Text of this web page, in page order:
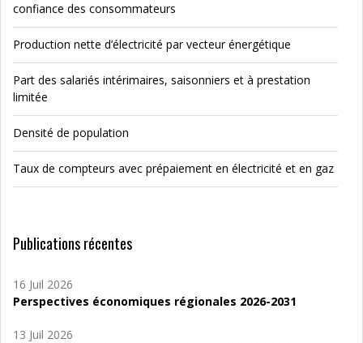
confiance des consommateurs
Production nette d’électricité par vecteur énergétique
Part des salariés intérimaires, saisonniers et à prestation
limitée
Densité de population
Taux de compteurs avec prépaiement en électricité et en gaz
Publications récentes
16 Juil 2026
Perspectives économiques régionales 2026-2031
13 Juil 2026